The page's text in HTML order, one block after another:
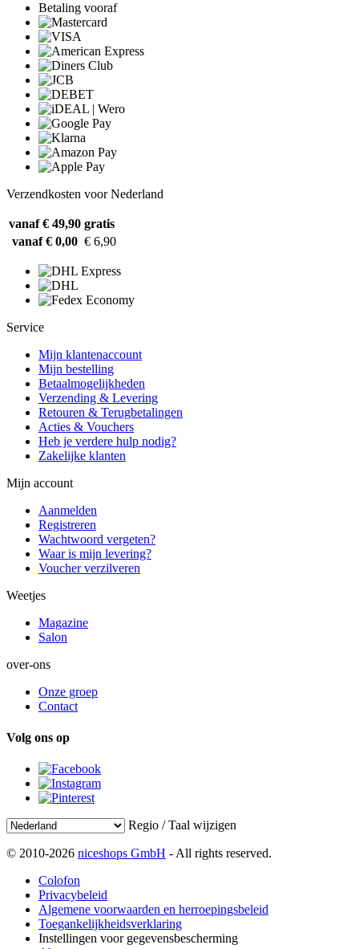
Betaling vooraf
Verzendkosten voor Nederland
vanaf € 49,90 gratis
vanaf € 0,00 € 6,90
Service
Mijn klantenaccount
Mijn bestelling
Betaalmogelijkheden
Verzending & Levering
Retouren & Terugbetalingen
Acties & Vouchers
Heb je verdere hulp nodig?
Zakelijke klanten
Mijn account
Aanmelden
Registreren
Wachtwoord vergeten?
Waar is mijn levering?
Voucher verzilveren
Weetjes
Magazine
Salon
over-ons
Onze groep
Contact
Volg ons op
Regio / Taal wijzigen
© 2010-2026 niceshops GmbH - All rights reserved.
Colofon
Privacybeleid
Algemene voorwaarden en herroepingsbeleid
Toegankelijkheidsverklaring
Instellingen voor gegevensbescherming